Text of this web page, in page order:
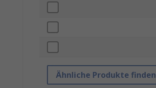
Ähnliche Produkte finden